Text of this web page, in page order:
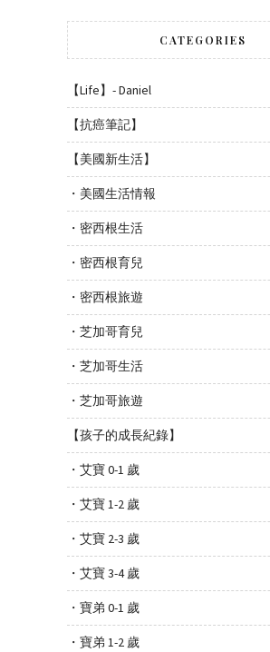
CATEGORIES
【Life】- Daniel
【抗癌筆記】
【美國新生活】
・美國生活情報
・密西根生活
・密西根育兒
・密西根旅遊
・芝加哥育兒
・芝加哥生活
・芝加哥旅遊
【孩子的成長紀錄】
・艾寶 0-1 歲
・艾寶 1-2 歲
・艾寶 2-3 歲
・艾寶 3-4 歲
・寶弟 0-1 歲
・寶弟 1-2 歲